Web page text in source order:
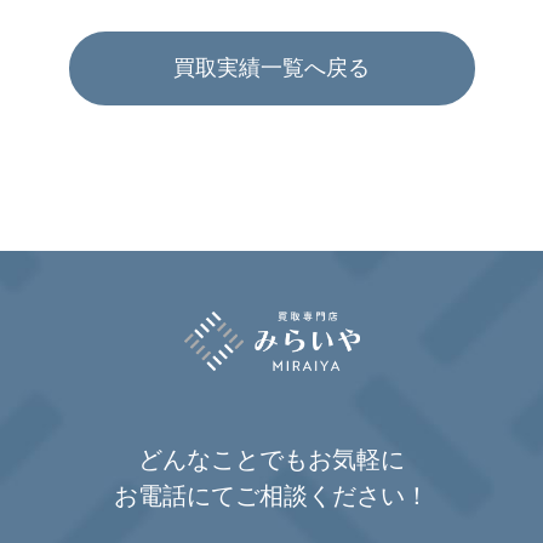
買取実績一覧へ戻る
どんなことでもお気軽に
お電話にてご相談ください！